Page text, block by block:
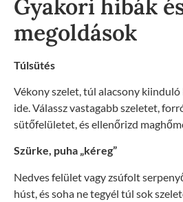
Gyakori hibák
megoldások
Túlsütés
Vékony szelet, túl alacsony kiinduló
ide. Válassz vastagabb szeletet,
sütőfelületet, és ellenőrizd
Szürke, puha „kéreg”
Nedves felület vagy zsúfolt
húst, és soha ne tegyél túl sok